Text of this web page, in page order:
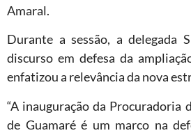
Amaral.
Durante a sessão, a delegada
discurso em defesa da
enfatizou a relevância da nova
“A inauguração da Procuradoria
de Guamaré é um marco na